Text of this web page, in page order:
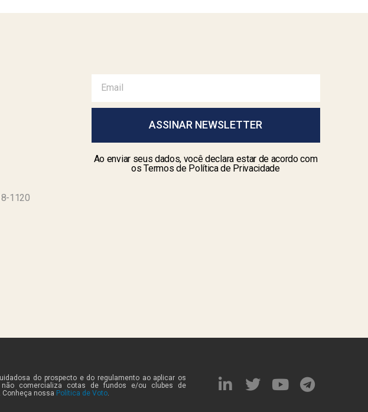
1120
ASSINAR NEWSLETTER
Ao enviar seus dados, você declara estar de acordo com
os Termos de Política de Privacidade
do prospecto e do regulamento ao aplicar os
comercializa cotas de fundos e/ou clubes de
nossa Política de Voto.